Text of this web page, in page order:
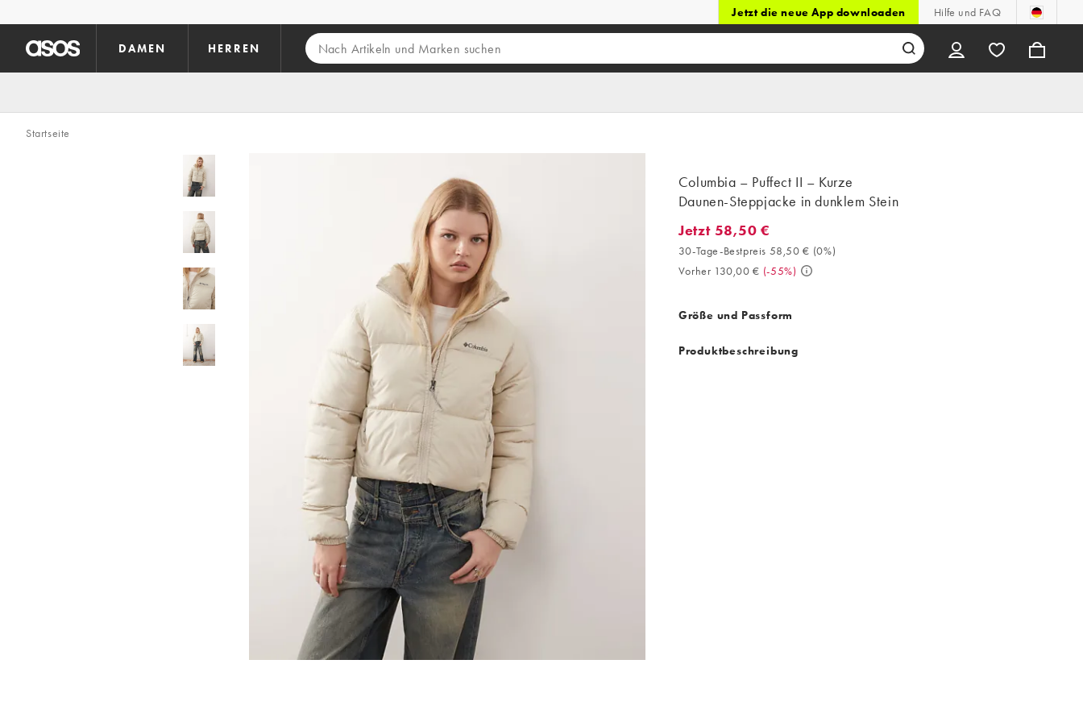
Jetzt die neue App downloaden Hilfe und FAQ
DAMEN HERREN
Startseite
Columbia – Puffect II – Kurze
Daunen-Steppjacke in dunklem Stein
Jetzt 58,50 €. 30-Tage-Bestpreis 58,50 € (0%). Vorher 130,00 €. (-55%)
Jetzt 58,50 €
30-Tage-Bestpreis 58,50 € (0%)
Vorher 130,00 € (-55%)
Größe und Passform
Produktbeschreibung